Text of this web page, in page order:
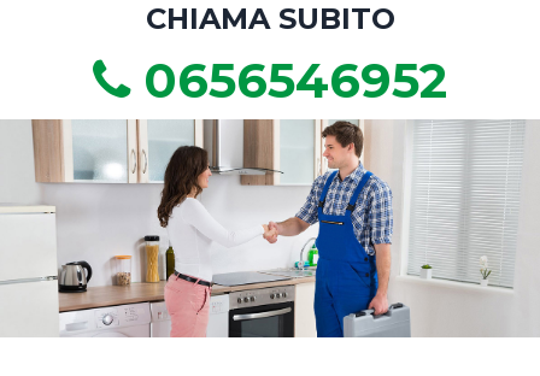
CHIAMA SUBITO
0656546952